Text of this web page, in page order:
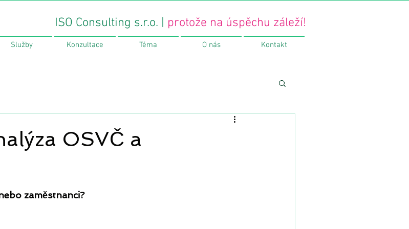
ISO Consulting s.r.o. | protože na úspěchu záleží!
Služby Konzultace Téma O nás Kontakt
OSVČ a
zaměstnanci?